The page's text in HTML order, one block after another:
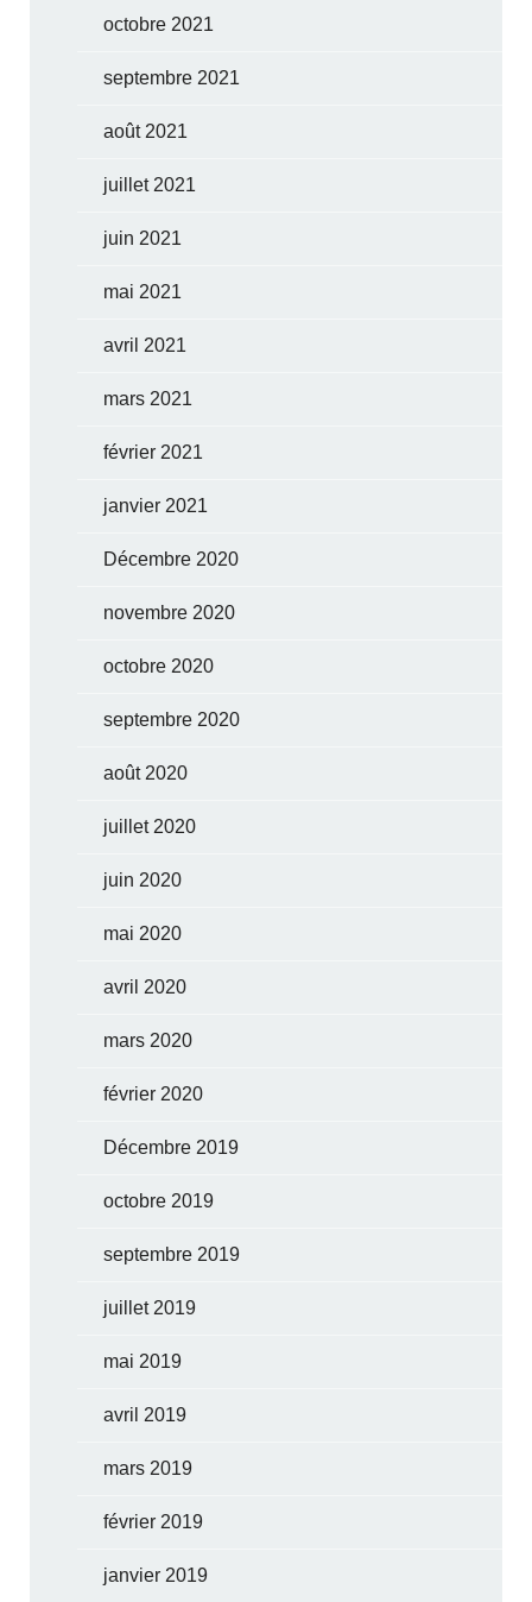
octobre 2021
septembre 2021
août 2021
juillet 2021
juin 2021
mai 2021
avril 2021
mars 2021
février 2021
janvier 2021
Décembre 2020
novembre 2020
octobre 2020
septembre 2020
août 2020
juillet 2020
juin 2020
mai 2020
avril 2020
mars 2020
février 2020
Décembre 2019
octobre 2019
septembre 2019
juillet 2019
mai 2019
avril 2019
mars 2019
février 2019
janvier 2019